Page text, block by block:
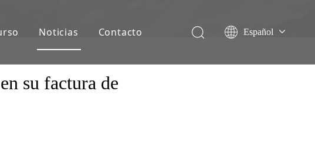
Noticias Contacto Español
Français
su factura de